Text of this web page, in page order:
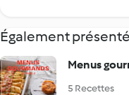
Également
Menus
5 Recettes